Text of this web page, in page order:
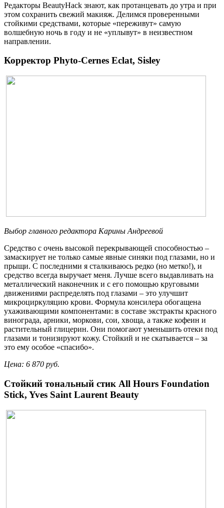
Редакторы BeautyHack знают, как протанцевать до утра и при
этом сохранить свежий макияж. Делимся проверенными
стойкими средствами, которые «переживут» самую
волшебную ночь в году и не «уплывут» в неизвестном
направлении.
Корректор Phyto-Cernes Eclat, Sisley
Выбор главного редактора Карины Андреевой
Средство с очень высокой перекрывающей способностью –
замаскирует не только самые явные синяки под глазами, но и
прыщи. С последними я сталкиваюсь редко (но метко!), и
средство всегда выручает меня. Лучше всего выдавливать на
металлический наконечник и с его помощью круговыми
движениями распределять под глазами – это улучшит
микроциркуляцию крови. Формула консилера обогащена
ухаживающими компонентами: в составе экстракты красного
винограда, арники, моркови, сои, хвоща, а также кофеин и
растительный глицерин. Они помогают уменьшить отеки под
глазами и тонизируют кожу. Стойкий и не скатывается – за
это ему особое «спасибо».
Цена: 6 870 руб.
Стойкий тональный стик All Hours Foundation
Stick, Yves Saint Laurent Beauty